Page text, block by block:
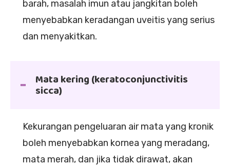
barah, masalah imun atau jangkitan boleh
menyebabkan keradangan uveitis yang serius
dan menyakitkan.
Mata kering (keratoconjunctivitis
sicca)
Kekurangan pengeluaran air mata yang kronik
boleh menyebabkan kornea yang meradang,
mata merah, dan jika tidak dirawat, akan